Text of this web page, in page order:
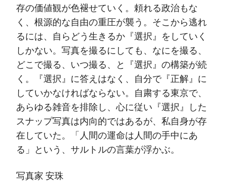
存の価値観が色褪せていく。頼れる政治もな
く、根源的な自由の重圧が襲う。そこから逃れ
るには、自らどう生きるか『選択』をしていく
しかない。写真を撮るにしても、なにを撮る、
どこで撮る、いつ撮る、と『選択』の構築が続
く。『選択』に答えはなく、自分で『正解』に
していかなければならない。自粛する東京で、
あらゆる雑音を排除し、心に従い『選択』した
スナップ写真は内向的ではあるが、私自身が存
在していた。「人間の運命は人間の手中にあ
る」という、サルトルの言葉が浮かぶ。
写真家 安珠